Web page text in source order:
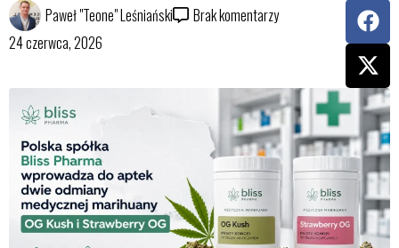
Paweł "Teone" Leśniański
Brak komentarzy
24 czerwca, 2026
F
a
c
e
b
o
o
k
X
-
t
w
i
t
t
e
r